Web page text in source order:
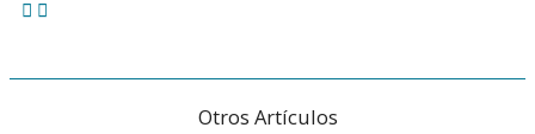
Otros Artículos